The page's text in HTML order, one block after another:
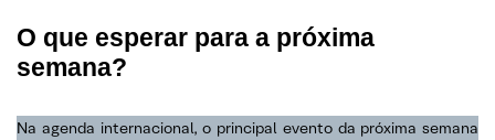
O que esperar para a próxima
semana?
Na agenda internacional, o principal evento da próxima semana